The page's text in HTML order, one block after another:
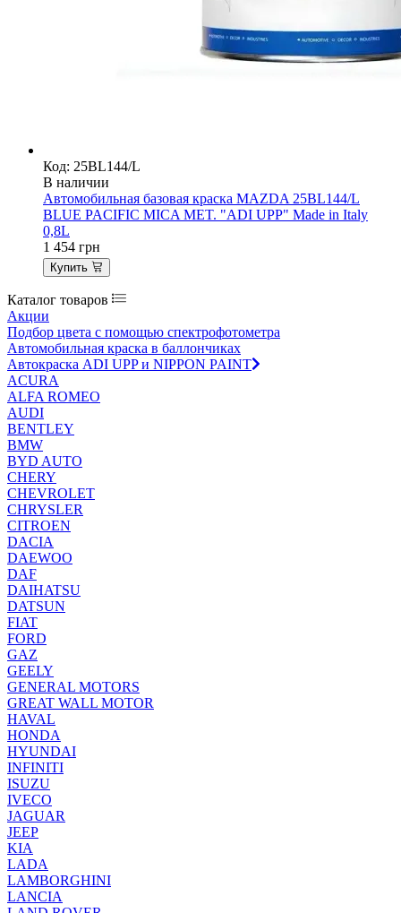
Код: 25BL144/L
В наличии
Автомобильная базовая краска MAZDA 25BL144/L
BLUE PACIFIC MICA MET. "ADI UPP" Made in Italy
0,8L
1 454 грн
Купить
Каталог товаров
Акции
Подбор цвета с помощью спектрофотометра
Автомобильная краска в баллончиках
Автокраска ADI UPP и NIPPON PAINT
ACURA
ALFA ROMEO
AUDI
BENTLEY
BMW
BYD AUTO
CHERY
CHEVROLET
CHRYSLER
CITROEN
DACIA
DAEWOO
DAF
DAIHATSU
DATSUN
FIAT
FORD
GAZ
GEELY
GENERAL MOTORS
GREAT WALL MOTOR
HAVAL
HONDA
HYUNDAI
INFINITI
ISUZU
IVECO
JAGUAR
JEEP
KIA
LADA
LAMBORGHINI
LANCIA